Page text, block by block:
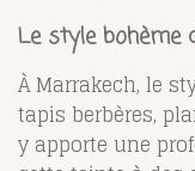
Le style bohème
À Marrakech, le
tapis berbères,
y apporte une